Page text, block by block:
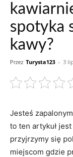
spotyka
kawy?
Przez Turysta123 - 3
Jesteś
to ten artykuł⁤
przyjrzymy się
miejscom gdzie